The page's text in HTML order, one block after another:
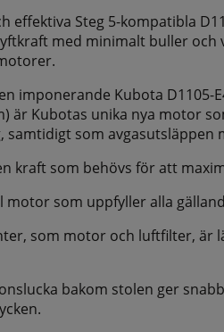
effektiva Steg 5-kompatibla
med minimalt buller och
imponerande Kubota D1105-
är Kubotas unika nya motor
samtidigt som avgasutsläppen
kraft som behövs för att
motor som uppfyller alla
som motor och luftfilter, är
bakom stolen ger